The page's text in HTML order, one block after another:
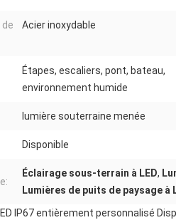
Acier inoxydable
Étapes, escaliers, pont, bateau,
environnement humide
lumière souterraine menée
Disponible
Éclairage sous-terrain à LED,
Lumières de puits de paysage à
IP67 entièrement personnalisé